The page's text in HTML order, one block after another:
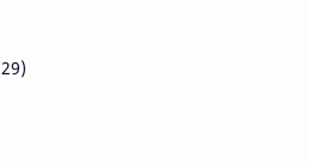
29